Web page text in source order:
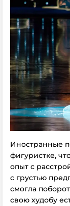
Иностранные
фигуристке,
опыт с
с грустью
смогла
свою худобу